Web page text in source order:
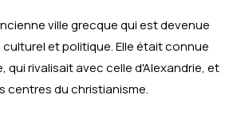
ville grecque qui est devenue
et politique. Elle était connue
qui rivalisait avec celle d'Alexandrie, et
centres du christianisme.